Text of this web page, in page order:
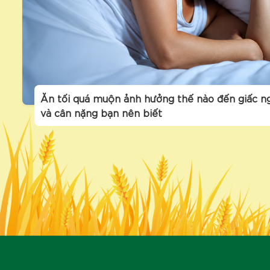
Ăn tối quá muộn ảnh hưởng thế nào đến giấc
và cân nặng bạn nên biết